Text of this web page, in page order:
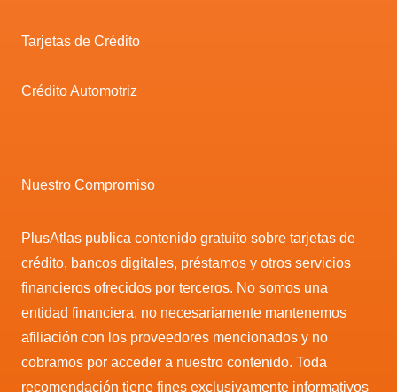
Tarjetas de Crédito
Crédito Automotriz
Nuestro Compromiso
PlusAtlas publica contenido gratuito sobre tarjetas de
crédito, bancos digitales, préstamos y otros servicios
financieros ofrecidos por terceros. No somos una
entidad financiera, no necesariamente mantenemos
afiliación con los proveedores mencionados y no
cobramos por acceder a nuestro contenido. Toda
recomendación tiene fines exclusivamente informativos